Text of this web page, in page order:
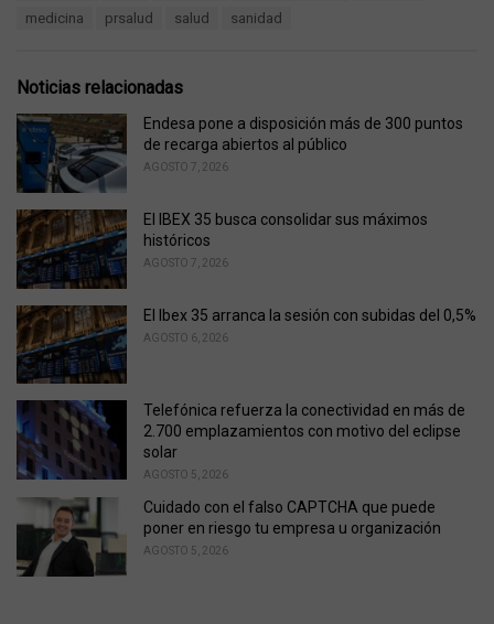
i
e
s
:
medicina
prsalud salud sanidad
Noticias relacionadas
Endesa pone a disposición más de 300 puntos
de recarga abiertos al público
AGOSTO 7, 2026
El IBEX 35 busca consolidar sus máximos
históricos
AGOSTO 7, 2026
El Ibex 35 arranca la sesión con subidas del 0,5%
AGOSTO 6, 2026
Telefónica refuerza la conectividad en más de
2.700 emplazamientos con motivo del eclipse
solar
AGOSTO 5, 2026
Cuidado con el falso CAPTCHA que puede
poner en riesgo tu empresa u organización
AGOSTO 5, 2026